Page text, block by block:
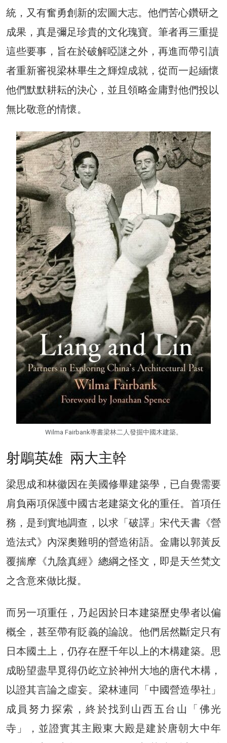
統，又有奮勇創新的宏圖大志。他們苦心鑽研之
成果，真是彌足珍貴的文化瑰寶。筆者再三重提
這些要事，旨在於破解啞謎之外，再進而帶引讀
者重新審視梁林畢生之輝煌成就，從而一起緬懷
他們默默耕耘的決心，並且領略金庸對他們投以
無比敬意的情懷。
Wilma Fairbank專書梁林二人發掘中國木建築。
射鵰英雄 兩大主幹
梁思成和林徽因在美國修畢建築學，已自覺需要
肩負兩項保護中國古老建築文化的重任。首項任
務，是到實地調查，以求「破譯」宋代天書《營
造法式》內深奧難明的營造術語。金庸以郭黃反
覆揣摩《九陰真經》總綱之怪文，即是天竺梵文
之含意來做比擬。
而另一項重任，乃起因於日本建築歷史學者以偏
概全，甚至帶有貶義的論說。他們居然斷定只有
日本國土上，仍存在歷千年以上的木構建築。思
成盼望盡早覓得仍屹立於神州大地的唐代木構，
以證其言論之虛妄。梁林連同「中國營造學社」
成員努力探索，終於找到山西五台山「佛光
寺」，並證實其主殿東大殿是建於唐朝大中年